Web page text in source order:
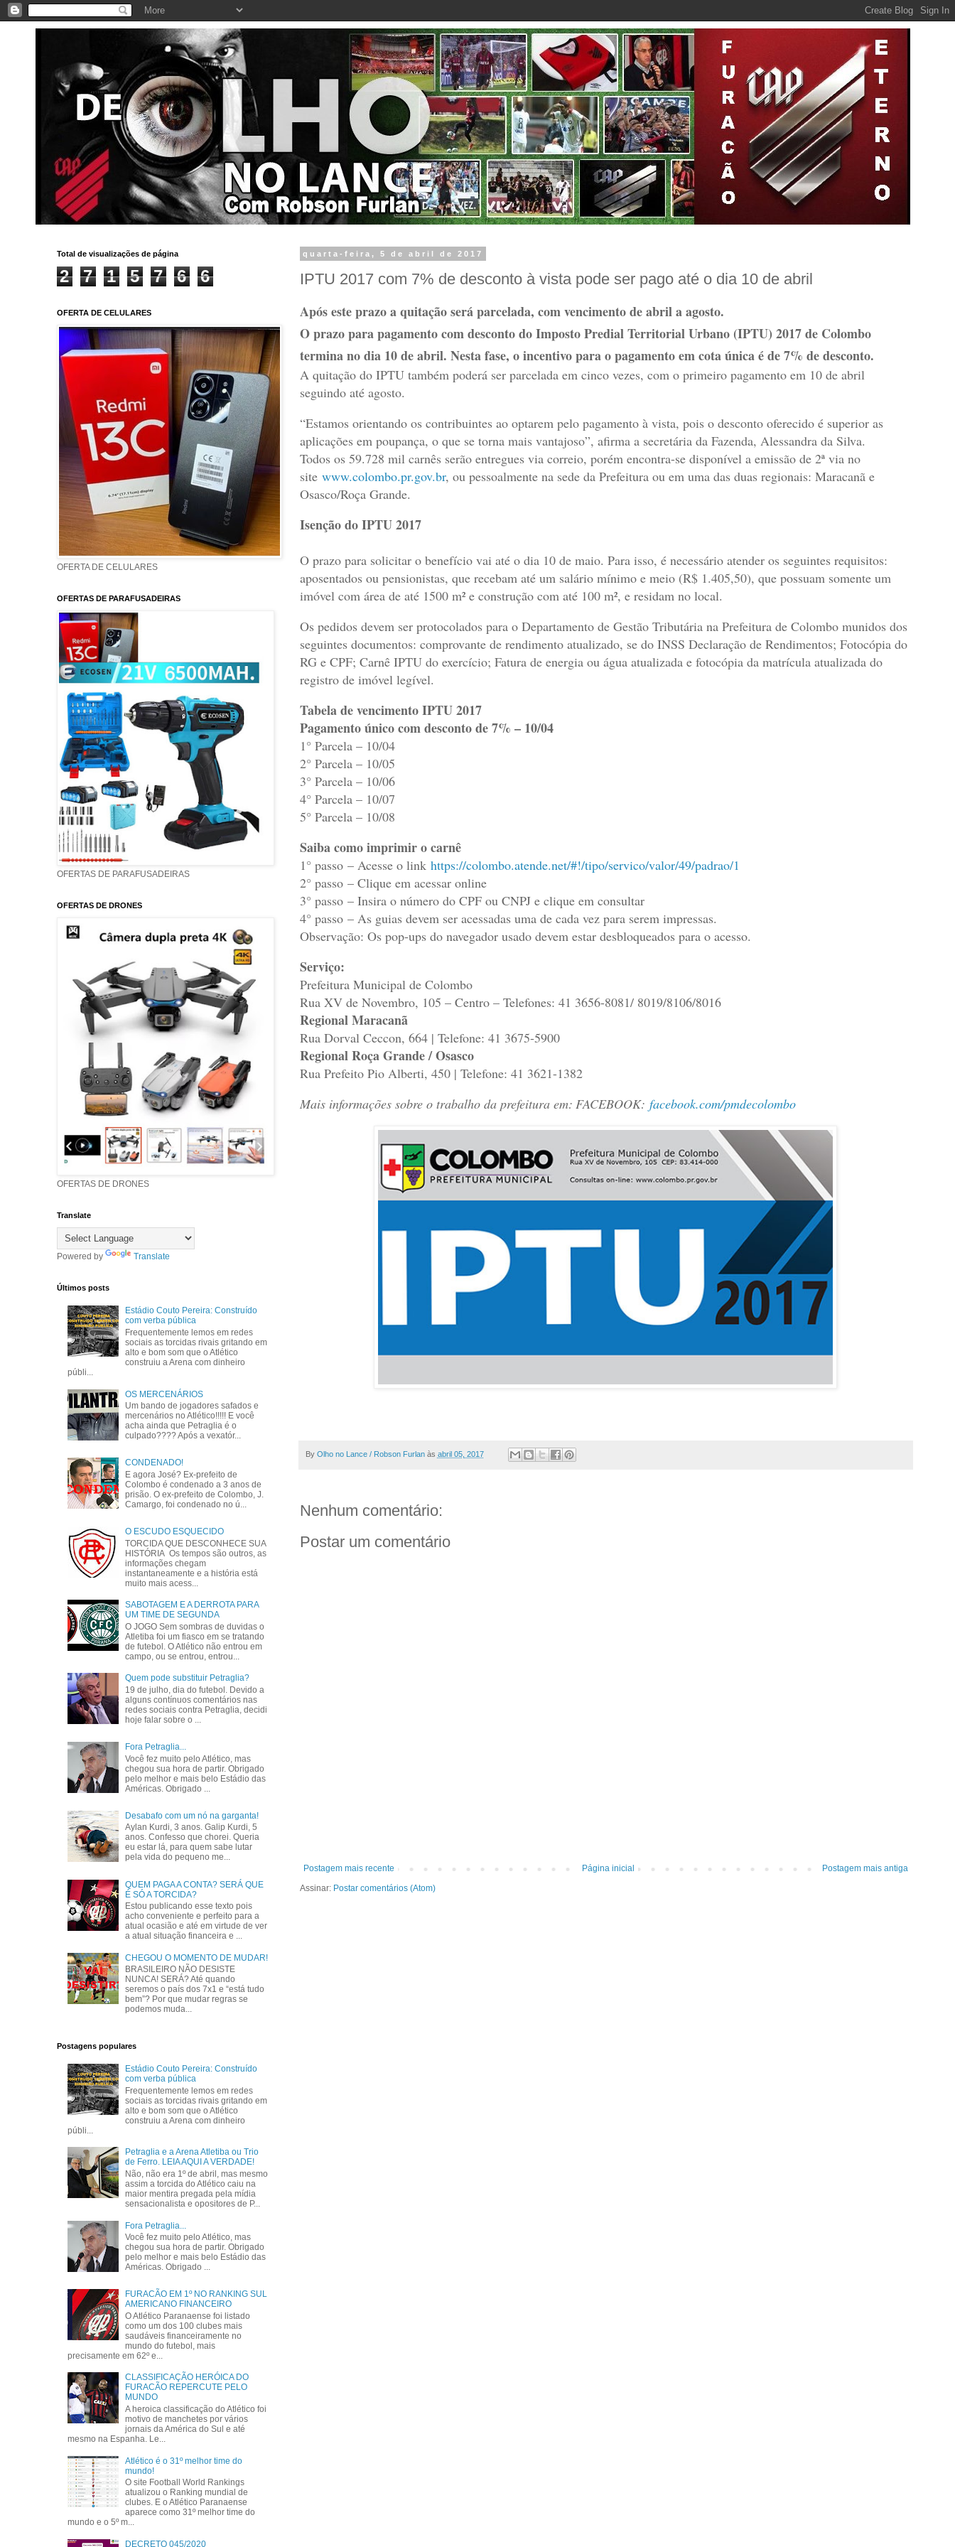
quarta-feira, 5 de abril de 2017
IPTU 2017 com 7% de desconto à vista pode ser pago até o dia 10 de abril
Após este prazo a quitação será parcelada, com vencimento de abril a agosto.
O prazo para pagamento com desconto do Imposto Predial Territorial Urbano (IPTU) 2017 de Colombo
termina no dia 10 de abril. Nesta fase, o incentivo para o pagamento em cota única é de 7% de desconto.
A quitação do IPTU também poderá ser parcelada em cinco vezes, com o primeiro pagamento em 10 de abril
seguindo até agosto.
“Estamos orientando os contribuintes ao optarem pelo pagamento à vista, pois o desconto oferecido é superior as
aplicações em poupança, o que se torna mais vantajoso”, afirma a secretária da Fazenda, Alessandra da Silva.
Todos os 59.728 mil carnês serão entregues via correio, porém encontra-se disponível a emissão de 2ª via no
site www.colombo.pr.gov.br, ou pessoalmente na sede da Prefeitura ou em uma das duas regionais: Maracanã e
Osasco/Roça Grande.
Isenção do IPTU 2017
O prazo para solicitar o benefício vai até o dia 10 de maio. Para isso, é necessário atender os seguintes requisitos:
aposentados ou pensionistas, que recebam até um salário mínimo e meio (R$ 1.405,50), que possuam somente um
imóvel com área de até 1500 m² e construção com até 100 m², e residam no local.
Os pedidos devem ser protocolados para o Departamento de Gestão Tributária na Prefeitura de Colombo munidos dos
seguintes documentos: comprovante de rendimento atualizado, se do INSS Declaração de Rendimentos; Fotocópia do
RG e CPF; Carnê IPTU do exercício; Fatura de energia ou água atualizada e fotocópia da matrícula atualizada do
registro de imóvel legível.
Tabela de vencimento IPTU 2017
Pagamento único com desconto de 7% – 10/04
1° Parcela – 10/04
2° Parcela – 10/05
3° Parcela – 10/06
4° Parcela – 10/07
5° Parcela – 10/08
Saiba como imprimir o carnê
1° passo – Acesse o link https://colombo.atende.net/#!/tipo/servico/valor/49/padrao/1
2° passo – Clique em acessar online
3° passo – Insira o número do CPF ou CNPJ e clique em consultar
4° passo – As guias devem ser acessadas uma de cada vez para serem impressas.
Observação: Os pop-ups do navegador usado devem estar desbloqueados para o acesso.
Serviço:
Prefeitura Municipal de Colombo
Rua XV de Novembro, 105 – Centro – Telefones: 41 3656-8081/ 8019/8106/8016
Regional Maracanã
Rua Dorval Ceccon, 664 | Telefone: 41 3675-5900
Regional Roça Grande / Osasco
Rua Prefeito Pio Alberti, 450 | Telefone: 41 3621-1382
Mais informações sobre o trabalho da prefeitura em: FACEBOOK: facebook.com/pmdecolombo
By Olho no Lance / Robson Furlan às abril 05, 2017
Nenhum comentário:
Postar um comentário
Postagem mais recente Postagem mais antiga
Página inicial
Assinar: Postar comentários (Atom)
Total de visualizações de página
2 7 1 5 7 6 6
OFERTA DE CELULARES
OFERTA DE CELULARES
OFERTAS DE PARAFUSADEIRAS
OFERTAS DE PARAFUSADEIRAS
OFERTAS DE DRONES
OFERTAS DE DRONES
Translate
Powered by Translate
Últimos posts
Estádio Couto Pereira: Construído
com verba pública
Frequentemente lemos em redes
sociais as torcidas rivais gritando em
alto e bom som que o Atlético
construiu a Arena com dinheiro
públi...
OS MERCENÁRIOS
Um bando de jogadores safados e
mercenários no Atlético!!!!! E você
acha ainda que Petraglia é o
culpado???? Após a vexatór...
CONDENADO!
E agora José? Ex-prefeito de
Colombo é condenado a 3 anos de
prisão. O ex-prefeito de Colombo, J.
Camargo, foi condenado no ú...
O ESCUDO ESQUECIDO
TORCIDA QUE DESCONHECE SUA
HISTÓRIA Os tempos são outros, as
informações chegam
instantaneamente e a história está
muito mais acess...
SABOTAGEM E A DERROTA PARA
UM TIME DE SEGUNDA
O JOGO Sem sombras de duvidas o
Atletiba foi um fiasco em se tratando
de futebol. O Atlético não entrou em
campo, ou se entrou, entrou...
Quem pode substituir Petraglia?
19 de julho, dia do futebol. Devido a
alguns contínuos comentários nas
redes sociais contra Petraglia, decidi
hoje falar sobre o ...
Fora Petraglia...
Você fez muito pelo Atlético, mas
chegou sua hora de partir. Obrigado
pelo melhor e mais belo Estádio das
Américas. Obrigado ...
Desabafo com um nó na garganta!
Aylan Kurdi, 3 anos. Galip Kurdi, 5
anos. Confesso que chorei. Queria
eu estar lá, para quem sabe lutar
pela vida do pequeno me...
QUEM PAGA A CONTA? SERÁ QUE
É SÓ A TORCIDA?
Estou publicando esse texto pois
acho conveniente e perfeito para a
atual ocasião e até em virtude de ver
a atual situação financeira e ...
CHEGOU O MOMENTO DE MUDAR!
BRASILEIRO NÃO DESISTE
NUNCA! SERÁ? Até quando
seremos o país dos 7x1 e “está tudo
bem”? Por que mudar regras se
podemos muda...
Postagens populares
Estádio Couto Pereira: Construído
com verba pública
Frequentemente lemos em redes
sociais as torcidas rivais gritando em
alto e bom som que o Atlético
construiu a Arena com dinheiro
públi...
Petraglia e a Arena Atletiba ou Trio
de Ferro. LEIA AQUI A VERDADE!
Não, não era 1º de abril, mas mesmo
assim a torcida do Atlético caiu na
maior mentira pregada pela mídia
sensacionalista e opositores de P...
Fora Petraglia...
Você fez muito pelo Atlético, mas
chegou sua hora de partir. Obrigado
pelo melhor e mais belo Estádio das
Américas. Obrigado ...
FURACÃO EM 1º NO RANKING SUL
AMERICANO FINANCEIRO
O Atlético Paranaense foi listado
como um dos 100 clubes mais
saudáveis financeiramente no
mundo do futebol, mais
precisamente em 62º e...
CLASSIFICAÇÃO HERÓICA DO
FURACÃO REPERCUTE PELO
MUNDO
A heroica classificação do Atlético foi
motivo de manchetes por vários
jornais da América do Sul e até
mesmo na Espanha. Le...
Atlético é o 31º melhor time do
mundo!
O site Football World Rankings
atualizou o Ranking mundial de
clubes. E o Atlético Paranaense
aparece como 31º melhor time do
mundo e o 5º m...
DECRETO 045/2020